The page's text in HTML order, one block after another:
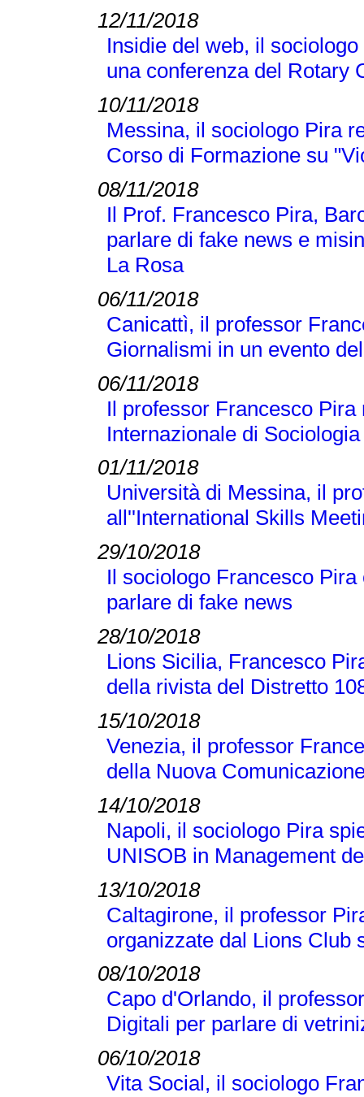
12/11/2018
Insidie del web, il
una conferenza del Rotary
10/11/2018
Messina, il sociologo Pira
Corso di Formazione su
08/11/2018
Il Prof. Francesco Pira,
parlare di fake news e
La Rosa
06/11/2018
Canicattì, il professor
Giornalismi in un evento
06/11/2018
Il professor Francesco
Internazionale di
01/11/2018
Università di Messina, il
all''International Skills
29/10/2018
Il sociologo Francesco
parlare di fake news
28/10/2018
Lions Sicilia, Francesco
della rivista del Distretto
15/10/2018
Venezia, il professor
della Nuova
14/10/2018
Napoli, il sociologo Pira
UNISOB in Management
13/10/2018
Caltagirone, il professor
organizzate dal Lions Club
08/10/2018
Capo d'Orlando, il
Digitali per parlare di
06/10/2018
Vita Social, il sociologo